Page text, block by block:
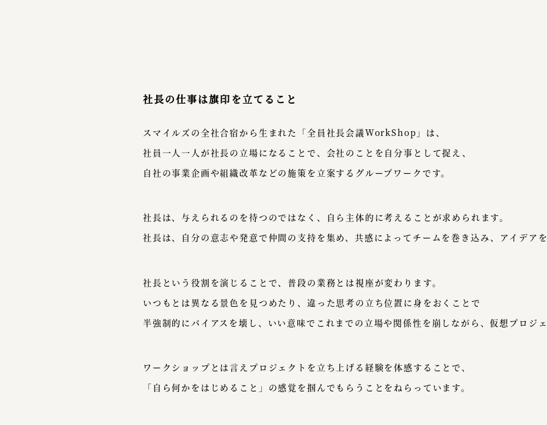
社長の仕事は旗印を立てること
スマイルズの全社合宿から生まれた「全員社長会議WorkShop」は、
社員一人一人が社長の立場になることで、会社のことを自分事として捉え、
自社の事業企画や組織改革などの施策を立案するグループワークです。
社長は、与えられるのを待つのではなく、自ら主体的に考えることが求められます。
社長は、自分の意志や発意で仲間の支持を集め、共感によってチームを巻き込み、アイデアを
社長という役割を演じることで、普段の業務とは視座が変わります。
いつもとは異なる景色を見つめたり、違った思考の立ち位置に身をおくことで
半強制的にバイアスを壊し、いい意味でこれまでの立場や関係性を崩しながら、仮想プロジ
ワークショップとは言えプロジェクトを立ち上げる経験を体感することで、
「自ら何かをはじめること」の感覚を掴んでもらうことをねらっています。